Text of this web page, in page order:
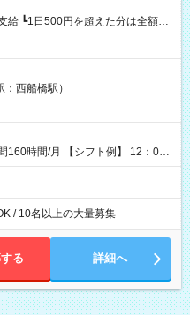
となります ★日払いOK！
に現金GET♪ お仕事後はコンビニ
西船橋駅）
フト例】 12：00
/ 10名以上の大量募集
る 詳細へ